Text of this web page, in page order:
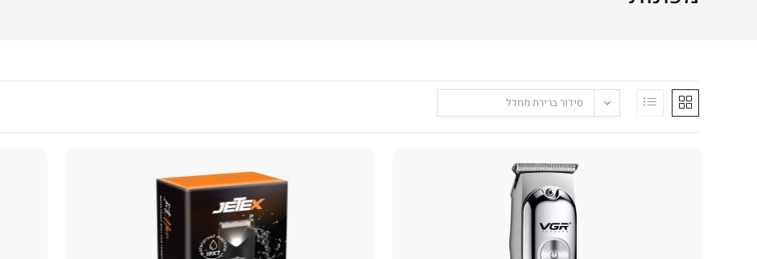
סידור ברירת מחדל